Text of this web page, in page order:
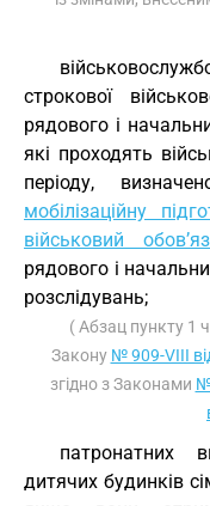
строкової
рядового і
які проходять
періоду,
мобілізаційну
військовий
рядового і
розслідувань;
( Абзац пункту 1
Закону № 909-VIII
згідно з Законами №
патронатних
дитячих будинків